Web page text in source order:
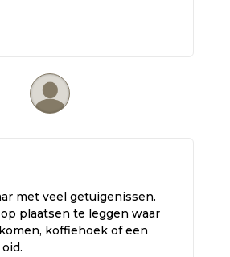
met veel getuigenissen.
plaatsen te leggen waar
koffiehoek of een